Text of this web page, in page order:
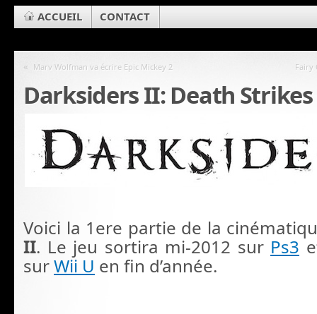
ACCUEIL CONTACT
« Marv Wolfman va écrire Epic Mickey 2 Fairy
Darksiders II: Death Strikes
Voici la 1ere partie de la
II. Le jeu sortira mi-2012 sur Ps3
surWii U en fin d’année.